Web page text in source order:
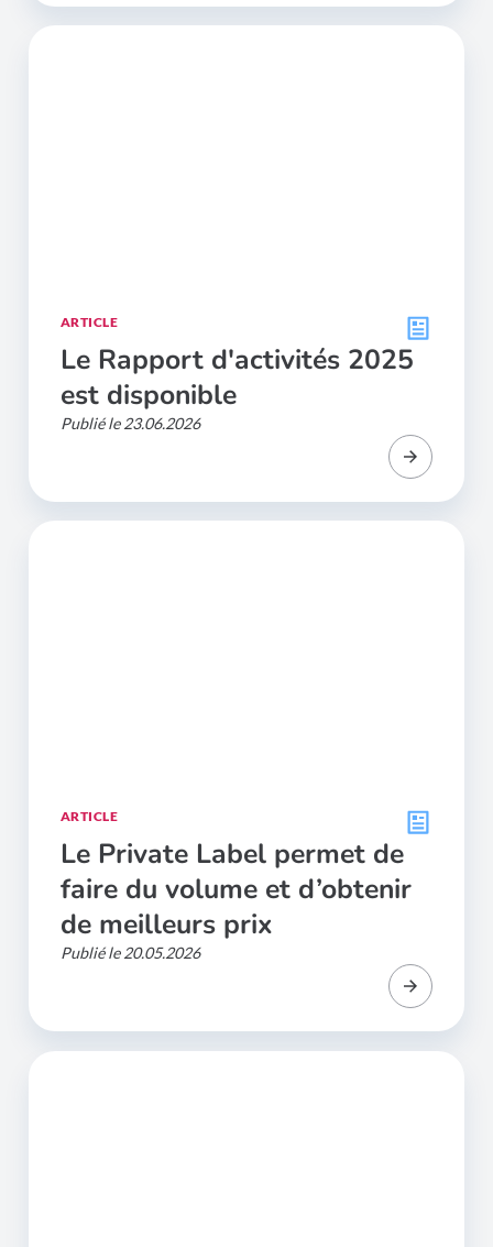
ARTICLE
Le Rapport d'activités 2025
est disponible
Publié le 23.06.2026
ARTICLE
Le Private Label permet de
faire du volume et d’obtenir
de meilleurs prix
Publié le 20.05.2026